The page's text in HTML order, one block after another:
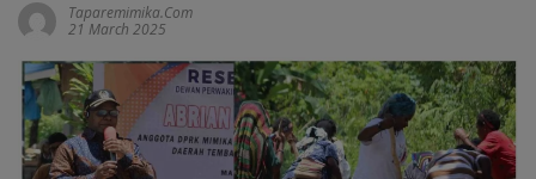
Taparemimika.com
21 March 2025